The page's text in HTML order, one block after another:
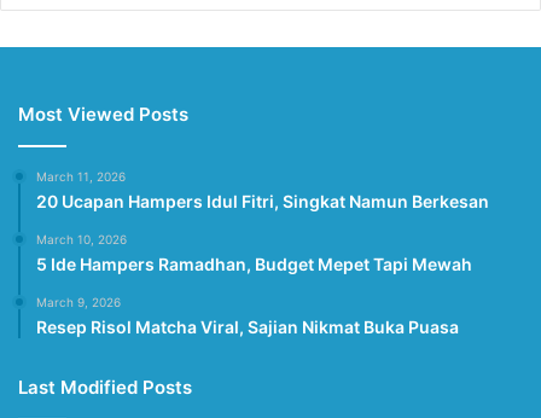
Most Viewed Posts
March 11, 2026
20 Ucapan Hampers Idul Fitri, Singkat Namun Berkesan
March 10, 2026
5 Ide Hampers Ramadhan, Budget Mepet Tapi Mewah
March 9, 2026
Resep Risol Matcha Viral, Sajian Nikmat Buka Puasa
Last Modified Posts